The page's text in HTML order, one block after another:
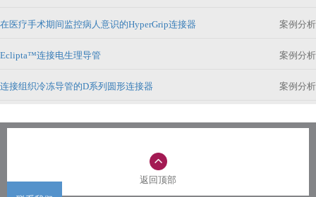
在医疗手术期间监控病人意识的HyperGrip连接器 案例分析
Eclipta™连接电生理导管 案例分析
连接组织冷冻导管的D系列圆形连接器 案例分析
返回顶部